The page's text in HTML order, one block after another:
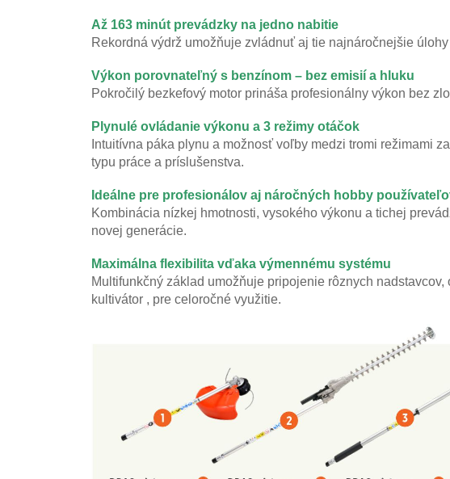
Až 163 minút prevádzky na jedno nabitie
Rekordná výdrž umožňuje zvládnuť aj tie najnáročnejšie
Výkon porovnateľný s benzínom – bez emisií a hluku
Pokročilý bezkefový motor prináša profesionálny výkon bez
Plynulé ovládanie výkonu a 3 režimy otáčok
Intuitívna páka plynu a možnosť voľby medzi tromi režimami
typu práce a príslušenstva.
Ideálne pre profesionálov aj náročných hobby
Kombinácia nízkej hmotnosti, vysokého výkonu a tichej
novej generácie.
Maximálna flexibilita vďaka výmennému systému
Multifunkčný základ umožňuje pripojenie rôznych
kultivátor , pre celoročné využitie.